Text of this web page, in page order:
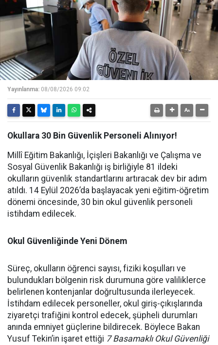
Yayınlanma: 08/08/2026 09:02
Okullara 30 Bin Güvenlik Personeli Alınıyor!
Millî Eğitim Bakanlığı, İçişleri Bakanlığı ve Çalışma ve
Sosyal Güvenlik Bakanlığı iş birliğiyle 81 ildeki
okulların güvenlik standartlarını artıracak dev bir adım
atıldı. 14 Eylül 2026’da başlayacak yeni eğitim-öğretim
dönemi öncesinde, 30 bin okul güvenlik personeli
istihdam edilecek.
Okul Güvenliğinde Yeni Dönem
Süreç, okulların öğrenci sayısı, fiziki koşulları ve
bulundukları bölgenin risk durumuna göre valiliklerce
belirlenen kontenjanlar doğrultusunda ilerleyecek.
İstihdam edilecek personeller, okul giriş-çıkışlarında
ziyaretçi trafiğini kontrol edecek, şüpheli durumları
anında emniyet güçlerine bildirecek. Böylece Bakan
Yusuf Tekin’in işaret ettiği 7 Basamaklı Okul Güvenliği